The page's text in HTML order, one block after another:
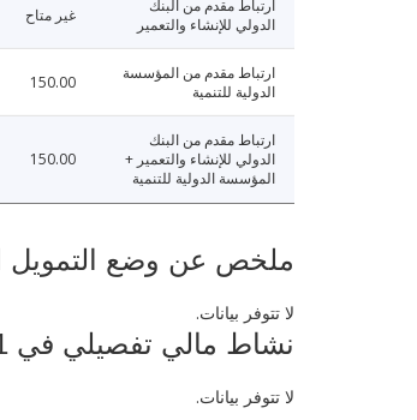
ارتباط مقدم من البنك
الدولي للإنشاء والتعمير
غير متاح
ارتباط مقدم من المؤسسة
الدولية للتنمية
150.00
ارتباط مقدم من البنك
الدولي للإنشاء والتعمير +
المؤسسة الدولية للتنمية
150.00
ملخص عن وضع التمويل
لا تتوفر بيانات.
نشاط مالي تفصيلي في 2026/07/31
لا تتوفر بيانات.